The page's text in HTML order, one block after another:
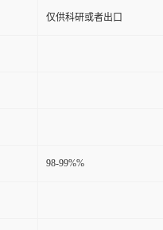
仅供科研或者出口
98-99%%